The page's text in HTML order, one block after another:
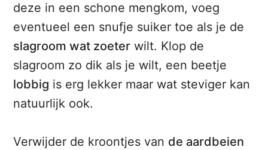
deze in een schone mengkom, voeg
eventueel een snufje suiker toe als je de
slagroom wat zoeter wilt. Klop de
slagroom zo dik als je wilt, een beetje
lobbig is erg lekker maar wat steviger kan
natuurlijk ook.
Verwijder de kroontjes van de aardbeien